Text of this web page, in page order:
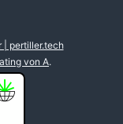
pertiller.tech
von A.